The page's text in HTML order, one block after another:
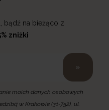
bądź na bieżąco z
zniżki
»
moich danych osobowych
w Krakowie (31-752), ul.